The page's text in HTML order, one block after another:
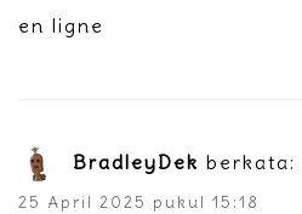
en ligne
BradleyDek berkata:
25 April 2025 pukul 15:18